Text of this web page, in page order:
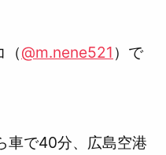
（@m.nene521 ）で
車で40分、広島空港